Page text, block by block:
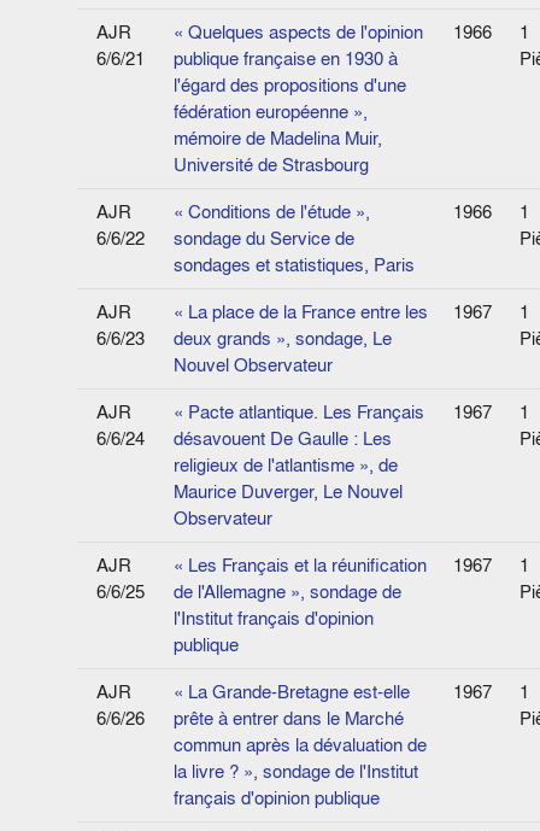
AJR
6/6/21
« Quelques aspects de l'opinion
publique française en 1930 à
l'égard des propositions d'une
fédération européenne »,
mémoire de Madelina Muir,
Université de Strasbourg
1966
1
AJR
6/6/22
« Conditions de l'étude »,
sondage du Service de
sondages et statistiques, Paris
1966
1
AJR
6/6/23
« La place de la France entre les
deux grands », sondage, Le
Nouvel Observateur
1967
1
AJR
6/6/24
« Pacte atlantique. Les Français
désavouent De Gaulle : Les
religieux de l'atlantisme », de
Maurice Duverger, Le Nouvel
Observateur
1967
1
AJR
6/6/25
« Les Français et la réunification
de l'Allemagne », sondage de
l'Institut français d'opinion
publique
1967
1
AJR
6/6/26
« La Grande-Bretagne est-elle
prête à entrer dans le Marché
commun après la dévaluation de
la livre ? », sondage de l'Institut
français d'opinion publique
1967
1